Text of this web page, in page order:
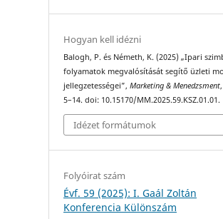
Hogyan kell idézni
Balogh, P. és Németh, K. (2025) „Ipari
folyamatok megvalósítását segítő üzleti
jellegzetességei”,Marketing & Menedzsment
5–14. doi: 10.15170/MM.2025.59.KSZ.01.01.
Idézet formátumok
Folyóirat szám
Évf. 59 (2025): I. Gaál Zoltán
Konferencia Különszám